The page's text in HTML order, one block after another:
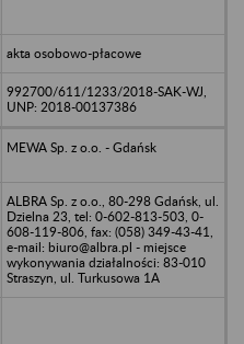
akta osobowo-płacowe
992700/611/1233/2018-SAK-WJ,
UNP: 2018-00137386
MEWA Sp. z o.o. - Gdańsk
ALBRA Sp. z o.o., 80-298 Gdańsk, ul.
Dzielna 23, tel: 0-602-813-503, 0-
608-119-806, fax: (058) 349-43-41,
e-mail: biuro@albra.pl - miejsce
wykonywania działalności: 83-010
Straszyn, ul. Turkusowa 1A